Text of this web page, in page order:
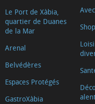
Le Port de Xàbia,
quartier de Duanes
de la Mar
Arenal
Belvédères
Espaces Protégés
GastroXàbia